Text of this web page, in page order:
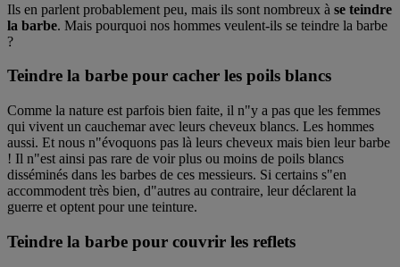
Ils en parlent probablement peu, mais ils sont nombreux à se teindre
la barbe. Mais pourquoi nos hommes veulent-ils se teindre la barbe
?
Teindre la barbe pour cacher les poils blancs
Comme la nature est parfois bien faite, il n"y a pas que les femmes
qui vivent un cauchemar avec leurs cheveux blancs. Les hommes
aussi. Et nous n"évoquons pas là leurs cheveux mais bien leur barbe
! Il n"est ainsi pas rare de voir plus ou moins de poils blancs
disséminés dans les barbes de ces messieurs. Si certains s"en
accommodent très bien, d"autres au contraire, leur déclarent la
guerre et optent pour une teinture.
Teindre la barbe pour couvrir les reflets